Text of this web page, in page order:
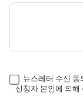
뉴스레터 수신
신청자 본인에 의